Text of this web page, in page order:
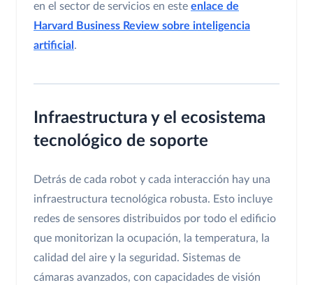
en el sector de servicios en este enlace de
Harvard Business Review sobre inteligencia
artificial .
Infraestructura y el ecosistema
tecnológico de soporte
Detrás de cada robot y cada interacción hay una
infraestructura tecnológica robusta. Esto incluye
redes de sensores distribuidos por todo el edificio
que monitorizan la ocupación, la temperatura, la
calidad del aire y la seguridad. Sistemas de
cámaras avanzados, con capacidades de visión